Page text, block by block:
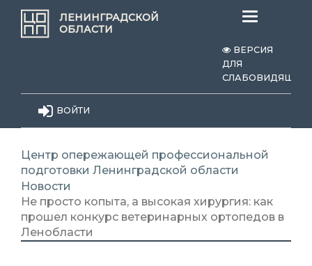
ЛЕНИНГРАДСКОЙ
ОБЛАСТИ
Меню
ВЕРСИЯ
ДЛЯ
СЛАБОВИДЯЩИХ
ВОЙТИ
Центр опережающей профессиональной
подготовки Ленинградской области
Новости
Не просто копыта, а высокая хирургия: как
прошел конкурс ветеринарных ортопедов в
Ленобласти